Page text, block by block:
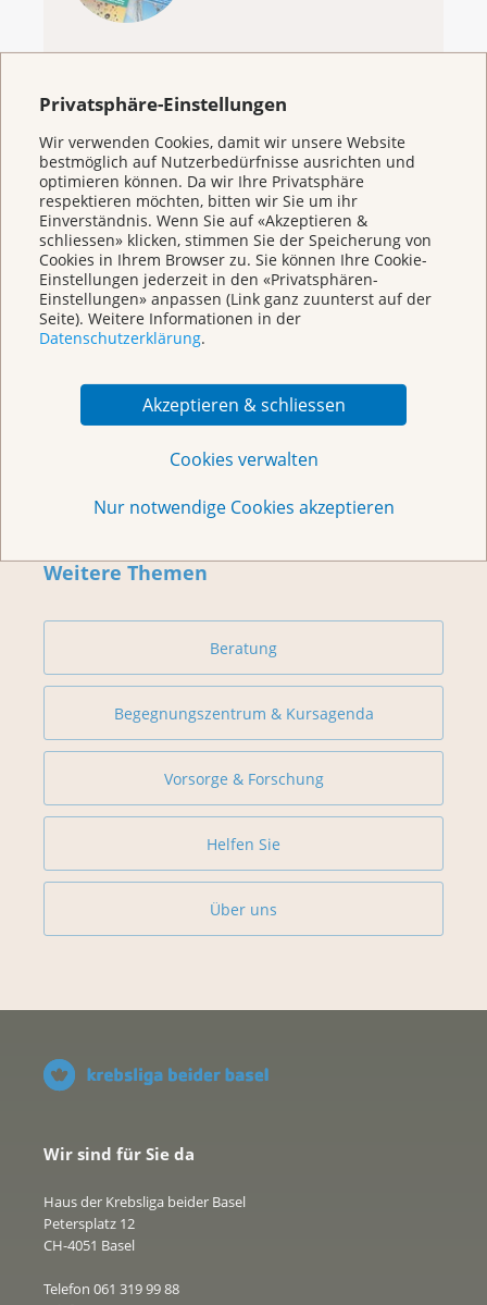
Privatsphäre-Einstellungen
Wir verwenden Cookies, damit wir unsere Website
bestmöglich auf Nutzerbedürfnisse ausrichten und
optimieren können. Da wir Ihre Privatsphäre
respektieren möchten, bitten wir Sie um ihr
Einverständnis. Wenn Sie auf «Akzeptieren &
schliessen» klicken, stimmen Sie der Speicherung von
Cookies in Ihrem Browser zu. Sie können Ihre Cookie-
Einstellungen jederzeit in den «Privatsphären-
Einstellungen» anpassen (Link ganz zuunterst auf der
Seite). Weitere Informationen in der
Datenschutzerklärung.
Akzeptieren & schliessen
Cookies verwalten
Nur notwendige Cookies akzeptieren
KrebsInfo
0800 11 88 11
Montag – Freitag: 10 – 18 Uhr
E-Mail
mailto:krebsinfo@krebsliga.ch
Chat
KrebsInfo
Montag – Freitag: 10 – 18 Uhr
Weitere Themen
Beratung
Begegnungszentrum & Kursagenda
Vorsorge & Forschung
Helfen Sie
Über uns
Wir sind für Sie da
Haus der Krebsliga beider Basel
Petersplatz 12
CH-4051 Basel
Telefon 061 319 99 88